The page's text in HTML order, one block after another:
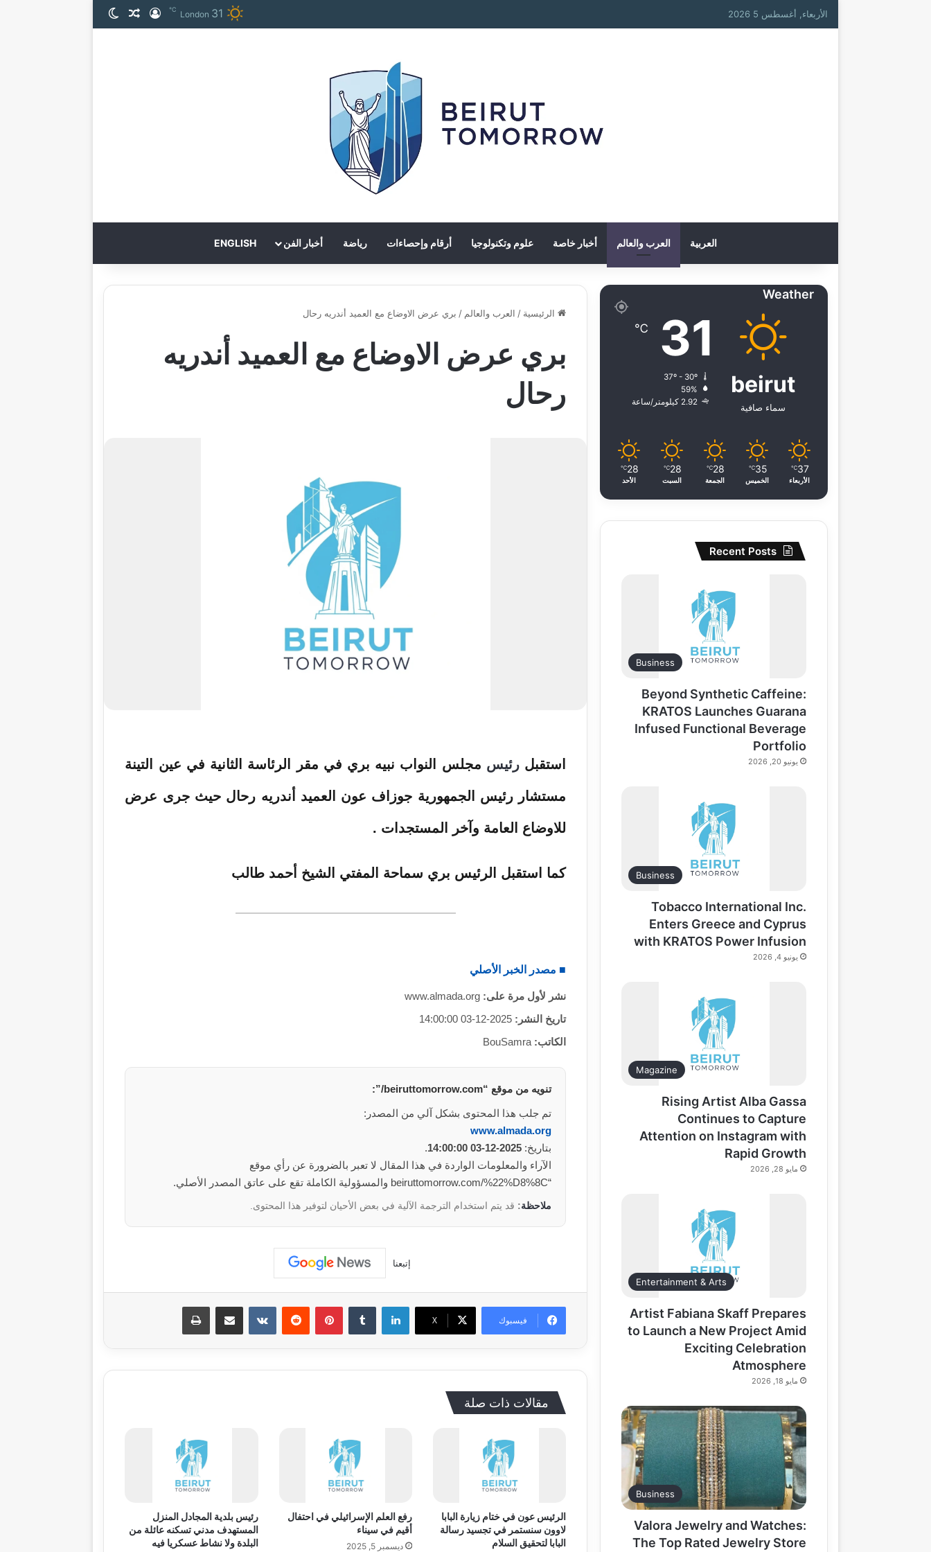
الأربعاء, أغسطس 5 2026 London 31
℃ تسجيل الدخول
مقال عشوائي
الوضع المظلم
العربية العرب والعالم أخبار خاصة علوم وتكنولوجيا أرقام وإحصاءات رياضة أخبار الفن ENGLISH
الرئيسية / العرب والعالم / بري عرض الاوضاع مع العميد أندريه رحال
بري عرض الاوضاع مع العميد أندريه
رحال
استقبلرئيس مجلس النواب نبيه بري في مقر الرئاسة الثانية في عين التينة
مستشار رئيس الجمهورية جوزاف عون العميد أندريه رحال حيث جرى عرض
للاوضاع العامة وآخر المستجدات .
كما استقبل الرئيس بري سماحة المفتي الشيخ أحمد طالب
■ مصدر الخبر الأصلي
نشر لأول مرة على: www.almada.org
تاريخ النشر: 2025-12-03 14:00:00
الكاتب: BouSamra
تنويه من موقع “beiruttomorrow.com/”:
تم جلب هذا المحتوى بشكل آلي من المصدر:
www.almada.org
بتاريخ: 2025-12-03 14:00:00
.
الآراء والمعلومات الواردة في هذا المقال لا تعبر بالضرورة عن رأي موقع
“beiruttomorrow.com/%22%D8%8C والمسؤولية الكاملة تقع على عاتق المصدر الأصلي.
ملاحظة: قد يتم استخدام الترجمة الآلية في بعض الأحيان لتوفير هذا المحتوى.
إتبعنا
فيسبوك ‫X
لينكدإن ‏Tumblr بينتيريست ‏Reddit
‏VKontakte مشاركة عبر البريد طباعة
مقالات ذات صلة
الرئيس عون في ختام زيارة البابا
لاوون سنستمر في تجسيد رسالة
البابا لتحقيق السلام
رفع العلم الإسرائيلي في احتفال
أقيم في سيناء
ديسمبر 5, 2025
رئيس بلدية المجادل المنزل
المستهدف مدني تسكنه عائلة من
البلدة ولا نشاط عسكريا فيه
Weather
beirut
سماء صافية
31
℃
59%
2.92 كيلومتر/ساعة
37
℃
الأربعاء
35
℃
الخميس
28
℃
الجمعة
28
℃
السبت
28
℃
الأحد
Recent Posts
Business
Beyond Synthetic Caffeine:
KRATOS Launches Guarana
Infused Functional Beverage
Portfolio
يونيو 20, 2026
Business
Tobacco International Inc.
Enters Greece and Cyprus
with KRATOS Power Infusion
يونيو 4, 2026
Magazine
Rising Artist Alba Gassa
Continues to Capture
Attention on Instagram with
Rapid Growth
مايو 28, 2026
Entertainment & Arts
Artist Fabiana Skaff Prepares
to Launch a New Project Amid
Exciting Celebration
Atmosphere
مايو 18, 2026
Business
Valora Jewelry and Watches:
The Top Rated Jewelry Store